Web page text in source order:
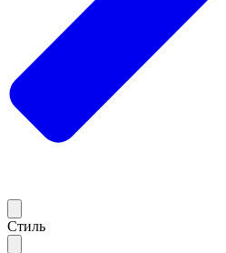
Стиль